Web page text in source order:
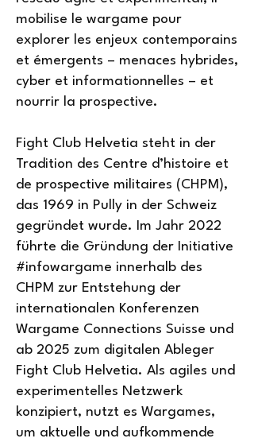
mobilise le wargame pour
explorer les enjeux contemporains
et émergents – menaces hybrides,
cyber et informationnelles – et
nourrir la prospective.
Fight Club Helvetia steht in der
Tradition des Centre d’histoire et
de prospective militaires (CHPM),
das 1969 in Pully in der Schweiz
gegründet wurde. Im Jahr 2022
führte die Gründung der Initiative
#infowargame innerhalb des
CHPM zur Entstehung der
internationalen Konferenzen
Wargame Connections Suisse und
ab 2025 zum digitalen Ableger
Fight Club Helvetia. Als agiles und
experimentelles Netzwerk
konzipiert, nutzt es Wargames,
um aktuelle und aufkommende